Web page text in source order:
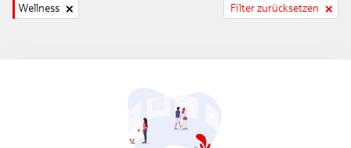
Wellness Filter zurücksetzen